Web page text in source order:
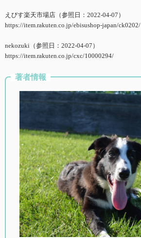
えびす楽天市場店（参照日：2022-04-07）
https://item.rakuten.co.jp/ebisushop-japan/ck0202/
nekozuki（参照日：2022-04-07）
https://item.rakuten.co.jp/cxc/10000294/
著者情報